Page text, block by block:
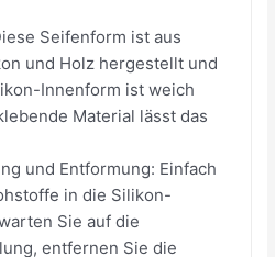
Seifenform ist aus
und Holz hergestellt und
Innenform ist weich
Material lässt das
und Entformung: Einfach
in die Silikon-
Sie auf die
entfernen Sie die